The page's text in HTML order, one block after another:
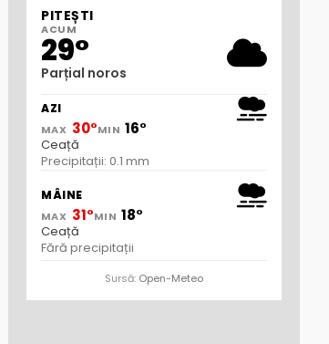
PITEȘTI
ACUM
29°
Parțial noros
AZI
MAX 30°MIN 16°
Ceață
Precipitații: 0.1 mm
MÂINE
MAX 31°MIN 18°
Ceață
Fără precipitații
Sursă: Open-Meteo